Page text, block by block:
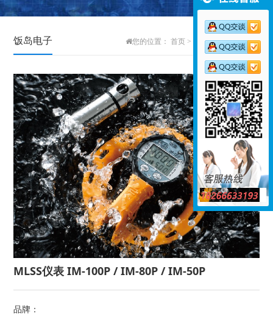
饭岛电子 您的位置： 首页> 产品中心>饭岛电子
MLSS仪表 IM-100P / IM-80P / IM-50P
品牌：